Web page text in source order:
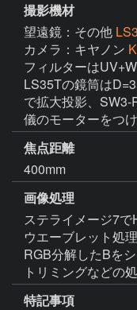
撮影機材
望遠鏡：その他
カメラ：キヤノン
フィルターは
LS35Tの鏡筒は
で拡大投影、
儀のモーターをつ
焦点距離
400mm
画像処理
ステライメージ7
ウエーブレット処
RGB分解したBを
トリミングなどの処
特記事項